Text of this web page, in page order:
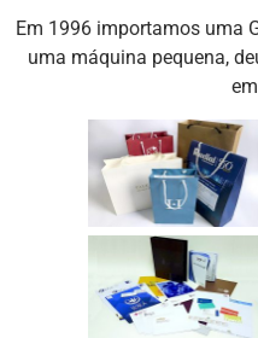
Em 1996 importamos uma
uma máquina pequena,